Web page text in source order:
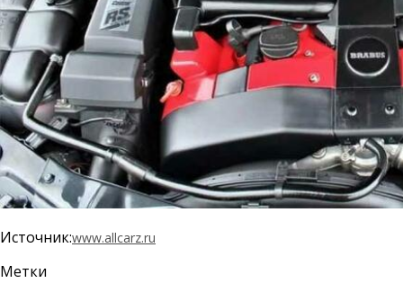
Источник:www.allcarz.ru
Метки